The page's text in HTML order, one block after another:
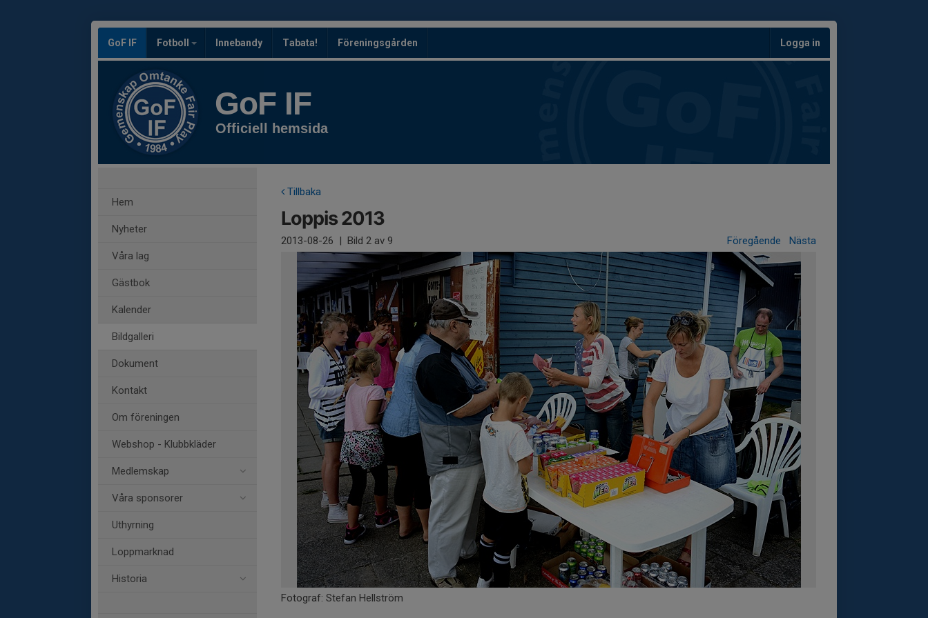
GoF IF Fotboll Innebandy Tabata! Föreningsgården Logga in
GoF IF
Officiell hemsida
Hem
Nyheter
Våra lag
Gästbok
Kalender
Bildgalleri
Dokument
Kontakt
Om föreningen
Webshop - Klubbkläder
Medlemskap
Våra sponsorer
Uthyrning
Loppmarknad
Historia
Tillbaka
Loppis 2013
2013-08-26 | Bild 2 av 9 Föregående Nästa
Fotograf: Stefan Hellström